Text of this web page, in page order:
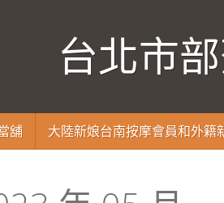
台北市
舖 大陸新娘台南按摩會員和外籍